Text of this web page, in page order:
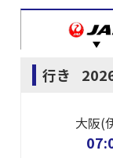
行き
大阪(